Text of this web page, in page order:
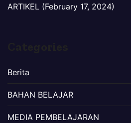
ARTIKEL (February 17, 2024)
Berita
BAHAN BELAJAR
MEDIA PEMBELAJARAN